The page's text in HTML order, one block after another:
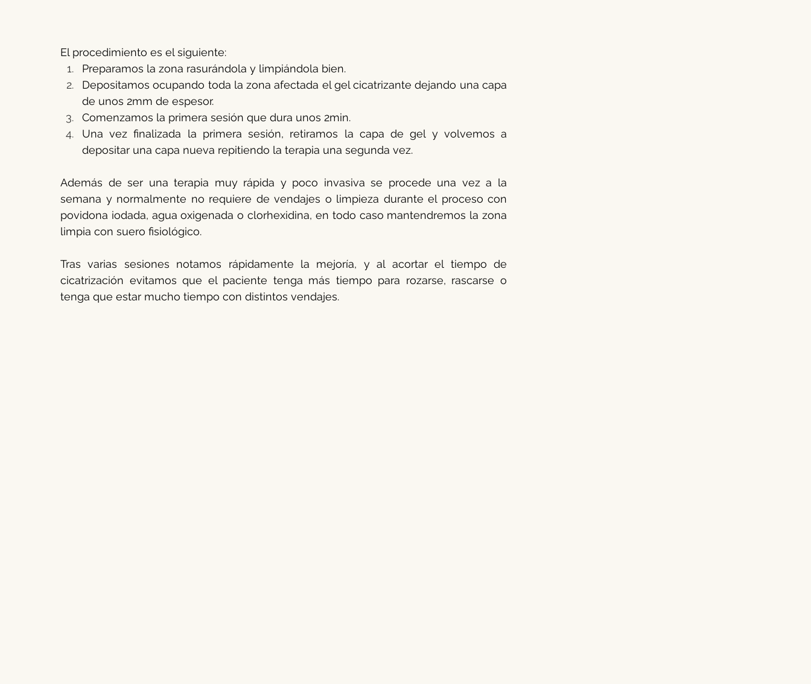
El procedimiento es el siguiente:
Preparamos la zona rasurándola y limpiándola bien.
Depositamos ocupando toda la zona afectada el gel cicatrizante dejando una capa
de unos 2mm de espesor.
Comenzamos la primera sesión que dura unos 2min.
Una vez finalizada la primera sesión, retiramos la capa de gel y volvemos a
depositar una capa nueva repitiendo la terapia una segunda vez.
Además de ser una terapia muy rápida y poco invasiva se procede una vez a la
semana y normalmente no requiere de vendajes o limpieza durante el proceso con
povidona iodada, agua oxigenada o clorhexidina, en todo caso mantendremos la zona
limpia con suero fisiológico.
Tras varias sesiones notamos rápidamente la mejoría, y al acortar el tiempo de
cicatrización evitamos que el paciente tenga más tiempo para rozarse, rascarse o
tenga que estar mucho tiempo con distintos vendajes.